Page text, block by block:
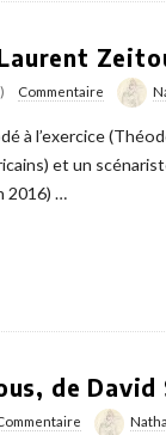
Commentaire
à l’exercice
et un
2016) …
de David